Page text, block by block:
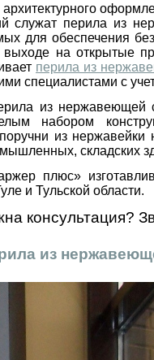
служат перила из
для обеспечения
на открытые
перила из
специалистами с
из нержавеющей
набором
из
складских
плюс»
и Тульской области.
консультация?
из